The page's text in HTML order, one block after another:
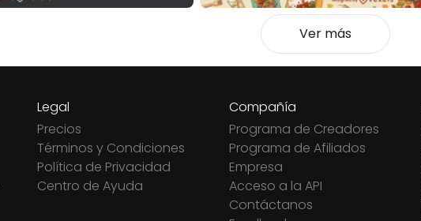
Ver más
Legal
Precios
Términos y Condiciones
Política de Privacidad
Centro de Ayuda
Compañía
Programa de Creadores
Programa de Afiliados
Empresa
Acceso a la API
Contáctanos